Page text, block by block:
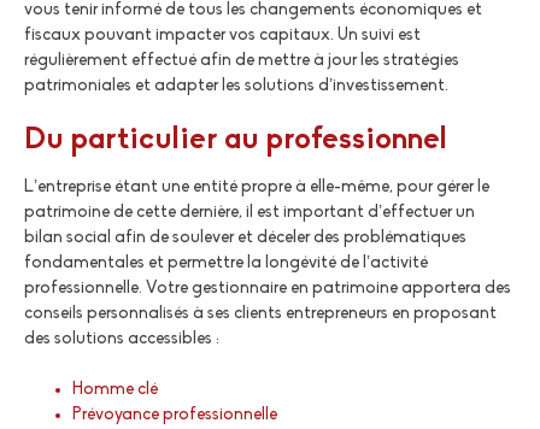
vous tenir informé de tous les changements économiques et
fiscaux pouvant impacter vos capitaux. Un suivi est
régulièrement effectué afin de mettre à jour les stratégies
patrimoniales et adapter les solutions d’investissement.
Du particulier au professionnel
L’entreprise étant une entité propre à elle-même, pour gérer le
patrimoine de cette dernière, il est important d’effectuer un
bilan social afin de soulever et déceler des problématiques
fondamentales et permettre la longévité de l’activité
professionnelle. Votre gestionnaire en patrimoine apportera des
conseils personnalisés à ses clients entrepreneurs en proposant
des solutions accessibles :
Homme clé
Prévoyance professionnelle